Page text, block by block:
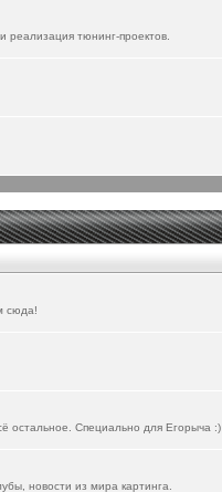
реализация тюнинг-проектов.
сюда!
остальное. Специально для Егорыча :)
новости из мира картинга.